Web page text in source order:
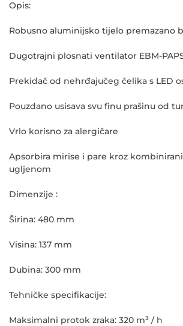
Opis:
Robusno aluminijsko tijelo premazano
Dugotrajni plosnati ventilator EBM-
Prekidač od nehrđajučeg čelika s LED
Pouzdano usisava svu finu prašinu od
Vrlo korisno za alergičare
Apsorbira mirise i pare kroz
ugljenom
Dimenzije :
Širina: 480 mm
Visina: 137 mm
Dubina: 300 mm
Tehničke specifikacije:
Maksimalni protok zraka: 320 m³ / h